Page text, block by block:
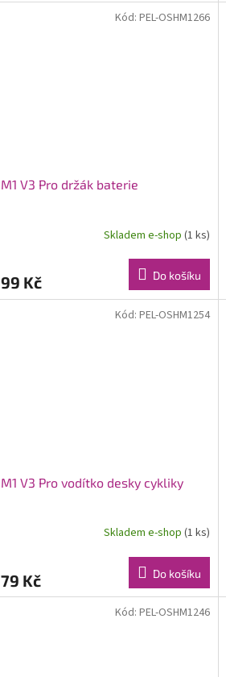
M1 V3 Pro držák baterie
Skladem e-shop (1 ks)
99 Kč Do košíku
Kód: PEL-OSHM1266
M1 V3 Pro vodítko desky cykliky
Skladem e-shop (1 ks)
79 Kč Do košíku
Kód: PEL-OSHM1254
Kód: PEL-OSHM1246